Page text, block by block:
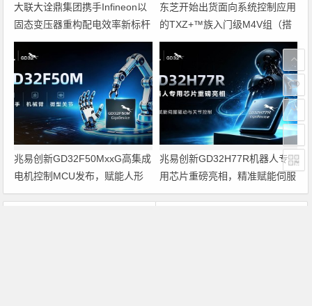
大联大诠鼎集团携手Infineon以
固态变压器重构配电效率新标杆
东芝开始出货面向系统控制应用
的TXZ+™族入门级M4V组（搭
载Arm Cortex‑M4内核的标准微
控制器）工程样品
兆易创新GD32F50MxxG高集成
电机控制MCU发布，赋能人形
机器人关节驱动革新
兆易创新GD32H77R机器人专
用芯片重磅亮相，精准赋能伺服
驱动与关节控制